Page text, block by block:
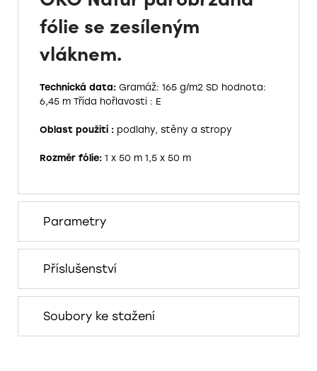
Parametry
Příslušenství
Soubory ke stažení
fólie se zesíleným
vláknem.
Technická data: Gramáž: 165 g/m2 SD hodnota:
6,45 m Třída hořlavosti : E
Oblast použití : podlahy, stěny a stropy
Rozměr fólie: 1 x 50 m 1,5 x 50 m